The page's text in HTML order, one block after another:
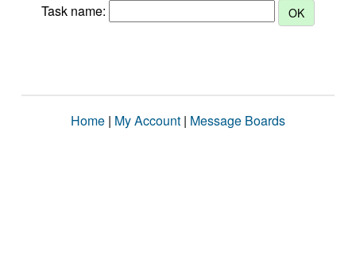
Task name:
Home | My Account | Message Boards